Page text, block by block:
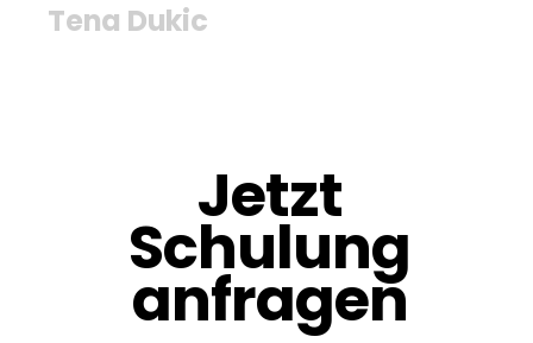
Tena Dukic
Jetzt
Schulung
anfragen